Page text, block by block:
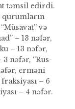
təmsil edirdi.
qurumların
və
– 13 nəfər,
– 13 nəfər,
nəfər, “Rus-
erməni
– 6
– 4 nəfər.